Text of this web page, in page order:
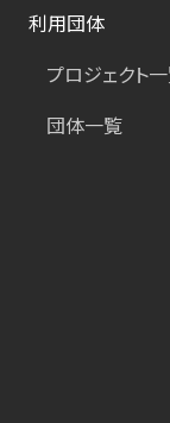
利用団体
プロジェクト
団体一覧